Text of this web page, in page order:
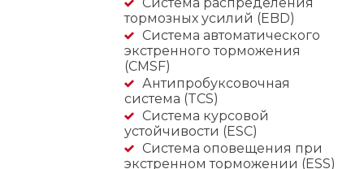
тормозных усилий (EBD)
Система автоматического
экстренного торможения
(CMSF)
Антипробуксовочная
система (TCS)
Система курсовой
устойчивости (ESC)
Система оповещения при
экстренном торможении (ESS)